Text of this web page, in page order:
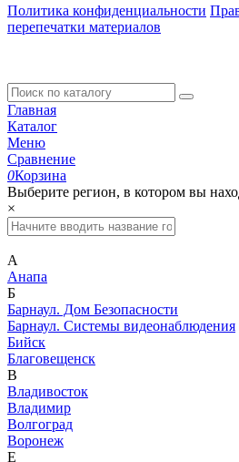
Политика конфиденциальности
перепечатки материалов
Главная
Каталог
Меню
Сравнение
0Корзина
Выберите регион, в котором вы
×
А
Анапа
Б
Барнаул. Дом Безопасности
Барнаул. Системы видеонаблюдения
Бийск
Благовещенск
В
Владивосток
Владимир
Волгоград
Воронеж
Е